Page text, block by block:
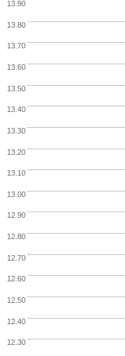
12.50
13.00
13.50
12.30
12.40
12.60
12.70
12.80
12.90
13.10
13.20
13.30
13.40
13.60
13.70
13.80
13.90